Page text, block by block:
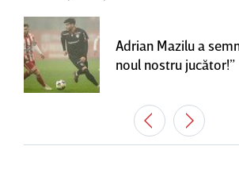
Adrian Mazilu a
noul nostru jucător!”